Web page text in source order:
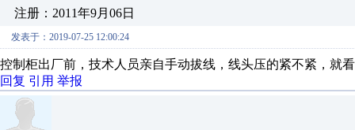
注册：2011年9月06日
发表于：2019-07-25 12:00:24
控制柜出厂前，技术人员亲自手动拔线，线头压的紧不紧，就
回复 引用 举报